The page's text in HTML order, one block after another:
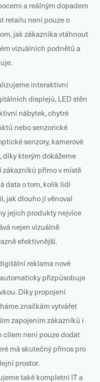
a reálným dopadem
retailu není pouze o
jak zákazníka vtáhnout
vizuálních podnětů a
interaktivní
displejů, LED stěn
nábytek, chytré
nebo senzorické
senzory, kamerové
kterým dokážeme
přímo v místě
data o tom, kolik lidí
jak dlouho jí věnoval
jejich produkty nejvíce
nejen vizuálně
efektivnější.
reklama nové
přizpůsobuje
Díky propojení
značkám vytvářet
zapojením zákazníků i
cílem není pouze dodat
má skutečný přínos pro
prostor.
také kompletní IT a